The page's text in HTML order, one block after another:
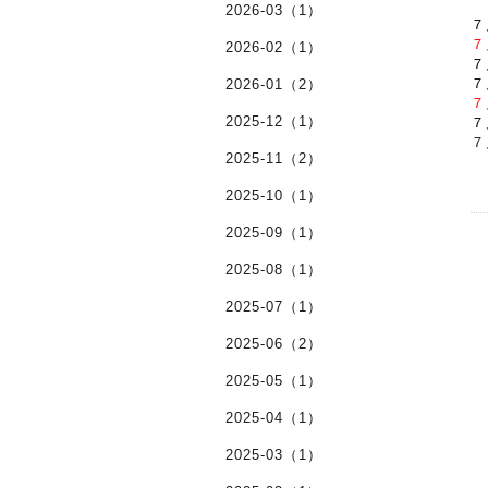
2026-03（1）
2026-02（1）
2026-01（2）
2025-12（1）
2025-11（2）
2025-10（1）
2025-09（1）
2025-08（1）
2025-07（1）
2025-06（2）
2025-05（1）
2025-04（1）
2025-03（1）